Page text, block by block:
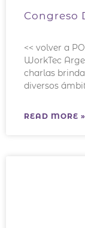
Congreso
<< volver a
WorkTec
charlas
diversos
READ MORE »